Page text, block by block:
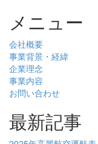
メニュー
会社概要
事業背景・経緯
企業理念
事業内容
お問い合わせ
最新記事